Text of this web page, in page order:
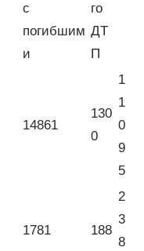
с
погибшим
и
го
ДТ
П
14861
130
0
1
1
0
9
5
1781 188
2
3
8